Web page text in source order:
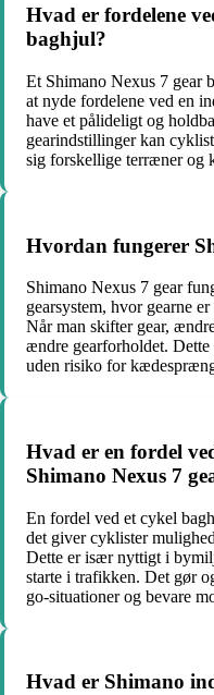
Hvad er fordelene
baghjul?
Et Shimano Nexus 7 gear
at nyde fordelene ved en
have et pålideligt og
gearindstillinger kan
sig forskellige terræner og
Hvordan fungerer
Shimano Nexus 7 gear
gearsystem, hvor gearne
Når man skifter gear,
ændre gearforholdet.
uden risiko for
Hvad er en fordel
Shimano Nexus 7
En fordel ved et cykel
det giver cyklister
Dette er især nyttigt i
starte i trafikken. Det gør
go-situationer og bevare
Hvad er Shimano